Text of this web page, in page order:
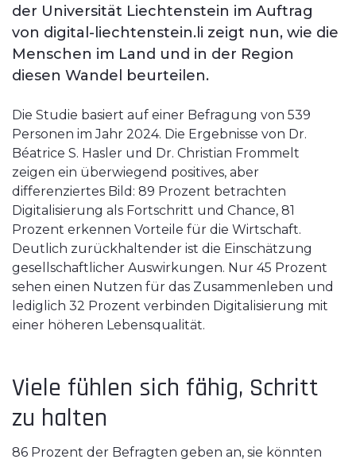
der Universität Liechtenstein im Auftrag
von digital-liechtenstein.li zeigt nun, wie die
Menschen im Land und in der Region
diesen Wandel beurteilen.
Die Studie basiert auf einer Befragung von 539
Personen im Jahr 2024. Die Ergebnisse von Dr.
Béatrice S. Hasler und Dr. Christian Frommelt
zeigen ein überwiegend positives, aber
differenziertes Bild: 89 Prozent betrachten
Digitalisierung als Fortschritt und Chance, 81
Prozent erkennen Vorteile für die Wirtschaft.
Deutlich zurückhaltender ist die Einschätzung
gesellschaftlicher Auswirkungen. Nur 45 Prozent
sehen einen Nutzen für das Zusammenleben und
lediglich 32 Prozent verbinden Digitalisierung mit
einer höheren Lebensqualität.
Viele fühlen sich fähig, Schritt
zu halten
86 Prozent der Befragten geben an, sie könnten